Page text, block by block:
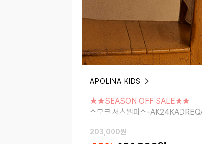
APOLINA KIDS
스모크 셔츠원피스-
★★SEASON OFF SALE★★
스모크 셔츠원피스-
203,000원